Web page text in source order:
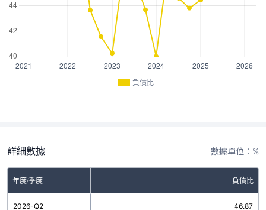
負債比
詳細數據 數據單位：%
年度/季度 負債比
2026-Q2 46.87